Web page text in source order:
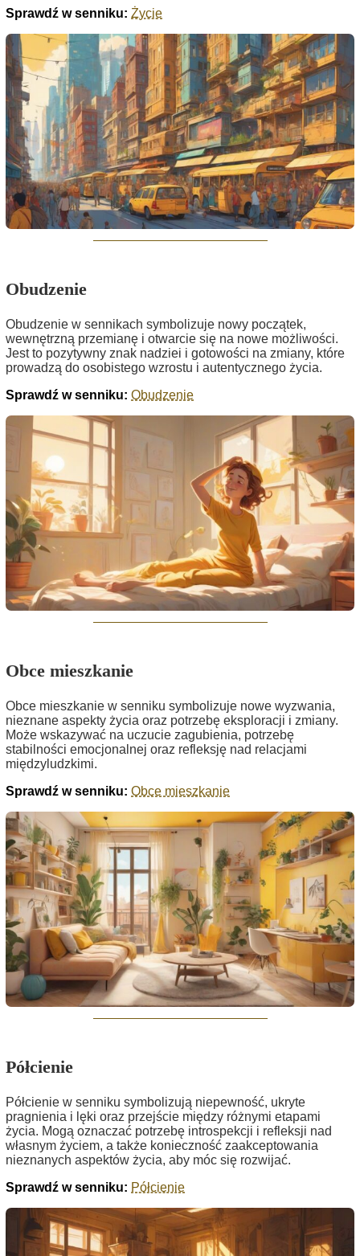
Sprawdź w senniku: Życie
Obudzenie
Obudzenie w sennikach symbolizuje nowy początek,
wewnętrzną przemianę i otwarcie się na nowe możliwości.
Jest to pozytywny znak nadziei i gotowości na zmiany, które
prowadzą do osobistego wzrostu i autentycznego życia.
Sprawdź w senniku: Obudzenie
Obce mieszkanie
Obce mieszkanie w senniku symbolizuje nowe wyzwania,
nieznane aspekty życia oraz potrzebę eksploracji i zmiany.
Może wskazywać na uczucie zagubienia, potrzebę
stabilności emocjonalnej oraz refleksję nad relacjami
międzyludzkimi.
Sprawdź w senniku: Obce mieszkanie
Półcienie
Półcienie w senniku symbolizują niepewność, ukryte
pragnienia i lęki oraz przejście między różnymi etapami
życia. Mogą oznaczać potrzebę introspekcji i refleksji nad
własnym życiem, a także konieczność zaakceptowania
nieznanych aspektów życia, aby móc się rozwijać.
Sprawdź w senniku: Półcienie